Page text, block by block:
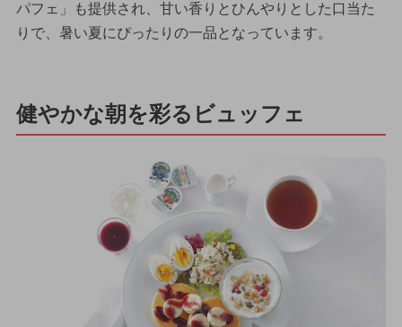
パフェ」も提供され、甘い香りとひんやりとした口当た
りで、暑い夏にぴったりの一品となっています。
健やかな朝を彩るビュッフェ